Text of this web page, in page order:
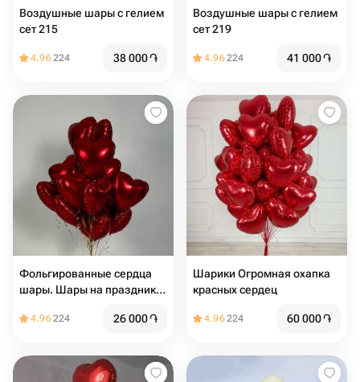
Воздушные шары с гелием
сет 215
4.96224 38 000֏
Воздушные шары с гелием
сет 219
4.96224 41 000֏
Фольгированные сердца
шары. Шары на праздник.
Подарок на мероприятие.
4.96224 26 000֏
Шарики Огромная охапка
красных сердец
4.96224 60 000֏